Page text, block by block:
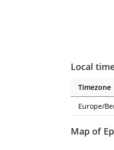
Local
Timezone
Europe/
Map of